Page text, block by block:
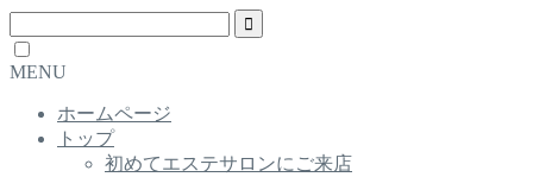
MENU
ホームページ
トップ
初めてエステサロンにご来店